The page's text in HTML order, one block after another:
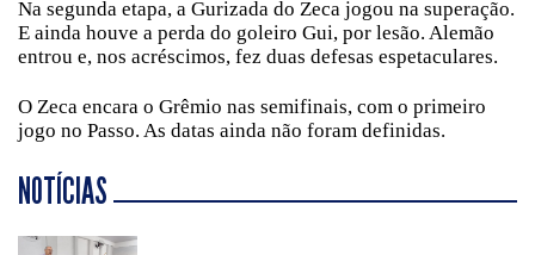
Na segunda etapa, a Gurizada do Zeca jogou na superação.
E ainda houve a perda do goleiro Gui, por lesão. Alemão
entrou e, nos acréscimos, fez duas defesas espetaculares.
O Zeca encara o Grêmio nas semifinais, com o primeiro
jogo no Passo. As datas ainda não foram definidas.
NOTÍCIAS